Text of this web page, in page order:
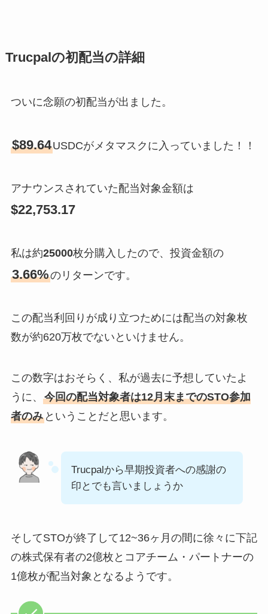
Trucpalの初配当の詳細
ついに念願の初配当が出ました。
$89.64USDCがメタマスクに入っていました！！
アナウンスされていた配当対象金額は
$22,753.17
私は約25000枚分購入したので、投資金額の
3.66%のリターンです。
この配当利回りが成り立つためには配当の対象枚
数が約620万枚でないといけません。
この数字はおそらく、私が過去に予想していたよ
うに、 今回の配当対象者は12月末までのSTO参加
者のみということだと思います。
Trucpalから早期投資者への感謝の
印とでも言いましょうか
そしてSTOが終了して12~36ヶ月の間に徐々に下記
の株式保有者の2億枚とコアチーム・パートナーの
1億枚が配当対象となるようです。